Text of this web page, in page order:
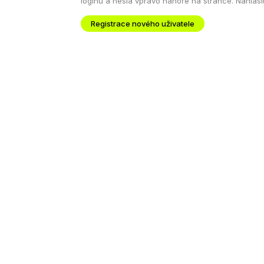
Registrace nového uživatele